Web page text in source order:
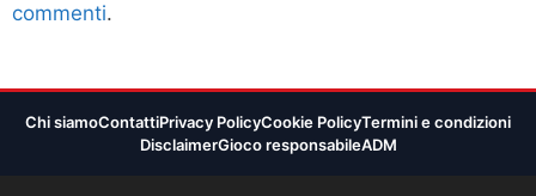
commenti.
Chi siamoContattiPrivacy PolicyCookie PolicyTermini e condizioni
DisclaimerGioco responsabileADM